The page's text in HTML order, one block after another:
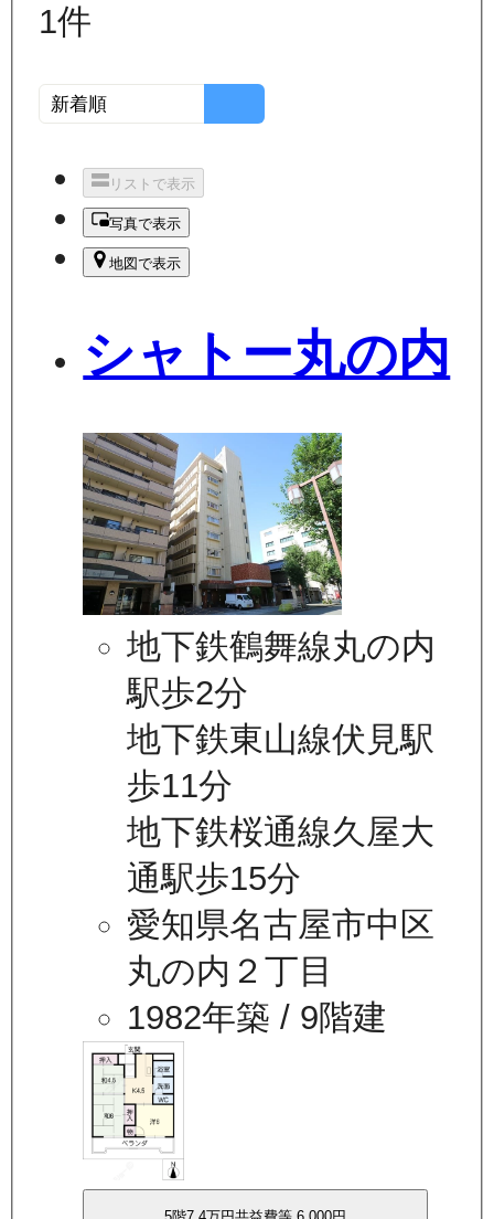
1件
リストで表示
写真で表示
地図で表示
シャトー丸の内
地下鉄鶴舞線丸の内
駅歩2分
地下鉄東山線伏見駅
歩11分
地下鉄桜通線久屋大
通駅歩15分
愛知県名古屋市中区
丸の内２丁目
1982年築 / 9階建